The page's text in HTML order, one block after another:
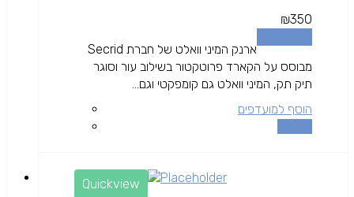
₪350
ארנק המיני וואלט של חברת Secrid
מבוסס על הקארד פרוטקטור בשילוב עור וסוגר
תיק תק, המיני וואלט גם קומפקטי וגם...
הוסף למועדפים
Quickview